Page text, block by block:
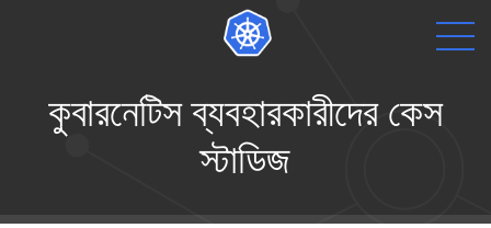
কুবারনেটিস ব্যবহারকারীদের কেস
স্টাডিজ